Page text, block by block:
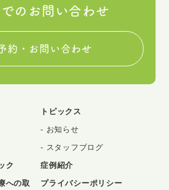
のお問い合わせ
約・お問い合わせ
ク
への取
トピックス
お知らせ
スタッフブログ
症例紹介
プライバシーポリシー